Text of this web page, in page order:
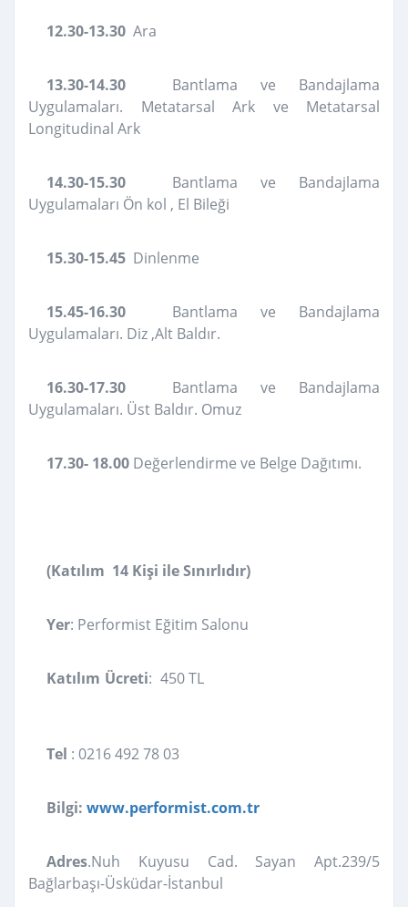
12.30-13.30 Ara
13.30-14.30 Bantlama ve Bandajlama
Uygulamaları. Metatarsal Ark ve Metatarsal
Longitudinal Ark
14.30-15.30 Bantlama ve Bandajlama
Uygulamaları Ön kol , El Bileği
15.30-15.45 Dinlenme
15.45-16.30 Bantlama ve Bandajlama
Uygulamaları. Diz ,Alt Baldır.
16.30-17.30 Bantlama ve Bandajlama
Uygulamaları. Üst Baldır. Omuz
17.30- 18.00 Değerlendirme ve Belge Dağıtımı.
(Katılım 14 Kişi ile Sınırlıdır)
Yer: Performist Eğitim Salonu
Katılım Ücreti: 450 TL
Tel : 0216 492 78 03
Bilgi: www.performist.com.tr
Adres.Nuh Kuyusu Cad. Sayan Apt.239/5
Bağlarbaşı-Üsküdar-İstanbul